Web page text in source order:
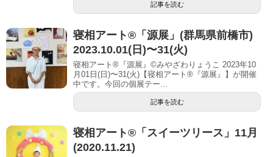
記事を読む
寝相アート®「源展」(群馬県前橋市)
2023.10.01(日)〜31(火)
寝相アート®『源展』©︎みやざわりょうこ 2023年10
月01日(日)〜31(火)【寝相アート®︎『源展』】が開催
中です。今回の個展テー...
記事を読む
寝相アート®「スイーツリース」11月
(2020.11.21)